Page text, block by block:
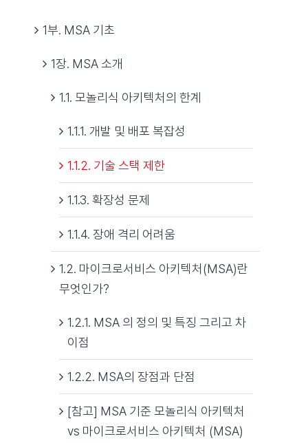
회사
Search
1부. MSA 기초
1장. MSA 소개
1.1. 모놀리식 아키텍처의 한계
1.1.1. 개발 및 배포 복잡성
1.1.2. 기술 스택 제한
1.1.3. 확장성 문제
1.1.4. 장애 격리 어려움
1.2. 마이크로서비스 아키텍처(MSA)란
무엇인가?
1.2.1. MSA 의 정의 및 특징 그리고 차
이점
1.2.2. MSA의 장점과 단점
[참고] MSA 기준 모놀리식 아키텍처
vs 마이크로서비스 아키텍처 (MSA)